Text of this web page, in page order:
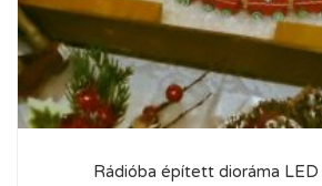
Rádióba épített dioráma LED